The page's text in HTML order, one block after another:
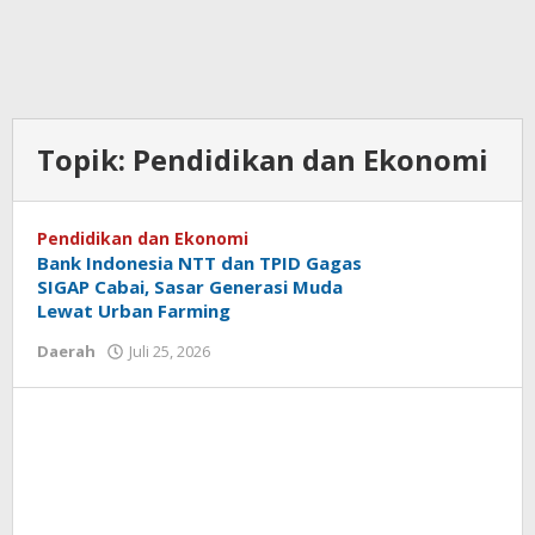
Topik: Pendidikan dan Ekonomi
Pendidikan dan Ekonomi
Bank Indonesia NTT dan TPID Gagas
SIGAP Cabai, Sasar Generasi Muda
Lewat Urban Farming
Daerah Juli 25, 2026
Tu@mes